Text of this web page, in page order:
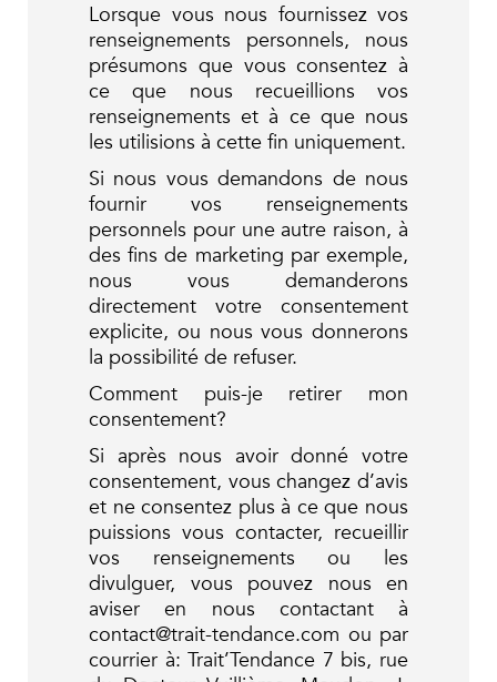
Lorsque vous nous fournissez vos
renseignements personnels, nous
présumons que vous consentez à
ce que nous recueillions vos
renseignements et à ce que nous
les utilisions à cette fin uniquement.
Si nous vous demandons de nous
fournir vos renseignements
personnels pour une autre raison, à
des fins de marketing par exemple,
nous vous demanderons
directement votre consentement
explicite, ou nous vous donnerons
la possibilité de refuser.
Comment puis-je retirer mon
consentement?
Si après nous avoir donné votre
consentement, vous changez d’avis
et ne consentez plus à ce que nous
puissions vous contacter, recueillir
vos renseignements ou les
divulguer, vous pouvez nous en
aviser en nous contactant à
contact@trait-tendance.com ou par
courrier à: Trait’Tendance 7 bis, rue